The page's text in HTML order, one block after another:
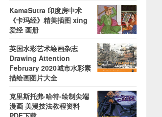
KamaSutra 印度房中术
《卡玛经》精美插图 xing
爱经 画册
英国水彩艺术绘画杂志
Drawing Attention
February 2020城市水彩素
描绘画图片大全
克里斯托弗·哈特-绘制尖端
漫画 美漫技法教程资料